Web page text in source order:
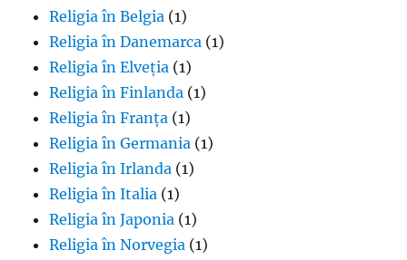
Religia în Belgia (1)
Religia în Danemarca (1)
Religia în Elveția (1)
Religia în Finlanda (1)
Religia în Franța (1)
Religia în Germania (1)
Religia în Irlanda (1)
Religia în Italia (1)
Religia în Japonia (1)
Religia în Norvegia (1)